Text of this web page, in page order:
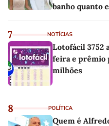
banho quanto
7 NOTÍCIAS
Lotofácil 3752
feira e prêmio
milhões
8 POLÍTICA
Quem é